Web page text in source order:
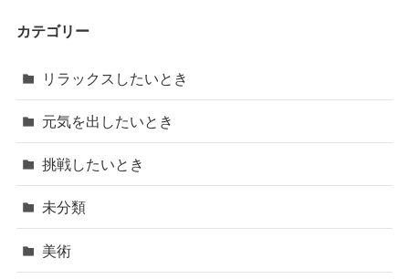
カテゴリー
リラックスしたいとき
元気を出したいとき
挑戦したいとき
未分類
美術